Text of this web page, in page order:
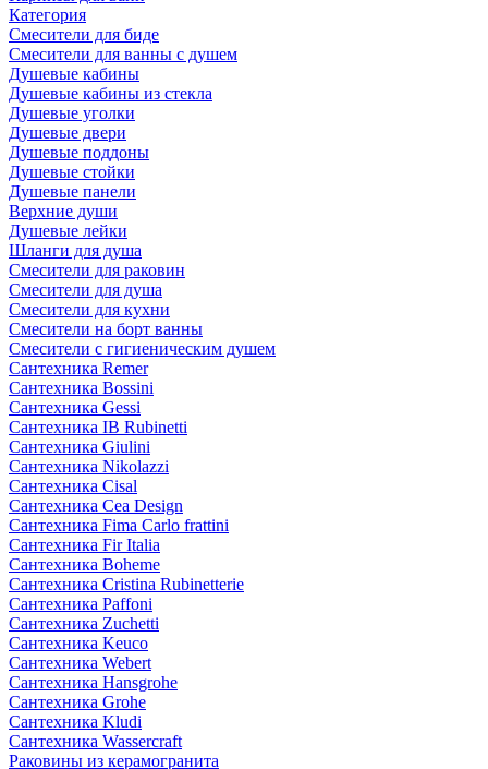
Категория
Смесители для биде
Смесители для ванны с душем
Душевые кабины
Душевые кабины из стекла
Душевые уголки
Душевые двери
Душевые поддоны
Душевые стойки
Душевые панели
Верхние души
Душевые лейки
Шланги для душа
Смесители для раковин
Смесители для душа
Смесители для кухни
Смесители на борт ванны
Смесители с гигиеническим душем
Сантехника Remer
Сантехника Bossini
Сантехника Gessi
Сантехника IB Rubinetti
Сантехника Giulini
Сантехника Nikolazzi
Сантехника Cisal
Сантехника Cea Design
Сантехника Fima Carlo frattini
Сантехника Fir Italia
Сантехника Boheme
Сантехника Cristina Rubinetterie
Сантехника Paffoni
Сантехника Zuchetti
Сантехника Keuco
Сантехника Webert
Сантехника Hansgrohe
Сантехника Grohe
Сантехника Kludi
Сантехника Wassercraft
Раковины из керамогранита